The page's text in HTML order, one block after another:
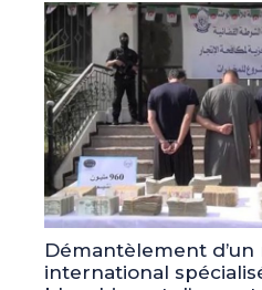
Démantèlement
international